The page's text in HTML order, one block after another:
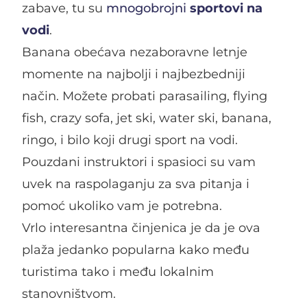
zabave, tu su mnogobrojni sportovi na
vodi.
Banana obećava nezaboravne letnje
momente na najbolji i najbezbedniji
način. Možete probati parasailing, flying
fish, crazy sofa, jet ski, water ski, banana,
ringo, i bilo koji drugi sport na vodi.
Pouzdani instruktori i spasioci su vam
uvek na raspolaganju za sva pitanja i
pomoć ukoliko vam je potrebna.
Vrlo interesantna činjenica je da je ova
plaža jedanko popularna kako među
turistima tako i među lokalnim
stanovništvom.